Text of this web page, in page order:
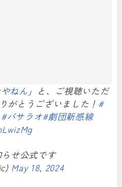
ねん 」と、ご視聴いただ
がとうございました！ #
#バサラオ#劇団新感線
せ公式です
May 18, 2024